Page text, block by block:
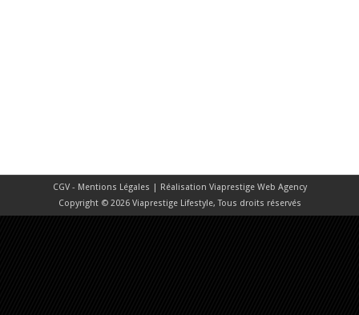
CGV - Mentions Légales | Réalisation Viaprestige Web Agency
Copyright © 2026 Viaprestige Lifestyle, Tous droits réservés